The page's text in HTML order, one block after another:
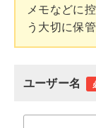
メモなどに
う大切に保
ユーザー名